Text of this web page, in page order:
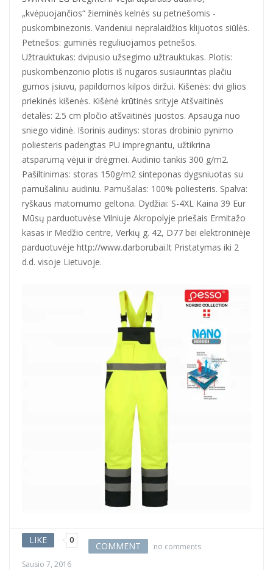
„kvėpuojančios“ žieminės kelnės su petnešomis -
puskombinezonis. Vandeniui nepralaidžios klijuotos siūlės.
Petnešos: guminės reguliuojamos petnešos.
Užtrauktukas: dvipusio užsegimo užtrauktukas. Plotis:
puskombenzonio plotis iš nugaros susiaurintas plačiu
gumos įsiuvu, papildomos kilpos diržui. Kišenės: dvi gilios
priekinės kišenės. Kišėnė krūtinės srityje Atšvaitinės
detalės: 2.5 cm pločio atšvaitinės juostos. Apsauga nuo
sniego vidinė. Išorinis audinys: storas drobinio pynimo
poliesteris padengtas PU impregnantu, užtikrina
atsparumą vėjui ir drėgmei. Audinio tankis 300 g/m2.
Pašiltinimas: storas 150g/m2 sinteponas dygsniuotas su
pamušaliniu audiniu. Pamušalas: 100% poliesteris. Spalva:
ryškaus matomumo geltona. Dydžiai: S-4XL Kaina 39 Eur
Mūsų parduotuvėse Vilniuje Akropolyje priešais Ermitažo
kasas ir Medžio centre, Verkių g. 42, D77 bei elektroninėje
parduotuvėje http://www.darborubai.lt Pristatymas iki 2
d.d. visoje Lietuvoje.
LIKE 0 COMMENT
no comments
Sausio 7, 2016